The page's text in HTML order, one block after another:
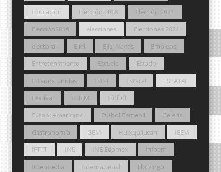
Educación
Elección 2018
Elección 2021
Elección2019
elecciones
Elecciones 2021
electoral
Eliel Eliel Navas
Empleos
Entretenimiento
Escuela
Estado
Estados Unidos
Estat Estatal
ESTATAL
Festival
FGJEM
Fútbol
Fútbol Americano
Fútbol Femenil
Galería
Gastronomía
GEM Huixquilucan
IEEM
IFTTT
INE INE Edomex
Infoem
Intermedia
Internacional
Jilotzingo